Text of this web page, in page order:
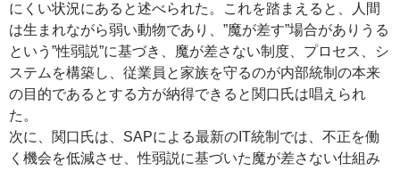
にくい状況にあると述べられた。これを踏まえると、人間
は生まれながら弱い動物であり、”魔が差す”場合がありうる
という”性弱説”に基づき、魔が差さない制度、プロセス、シ
ステムを構築し、従業員と家族を守るのが内部統制の本来
の目的であるとする方が納得できると関口氏は唱えられ
た。
次に、関口氏は、SAPによる最新のIT統制では、不正を働
く機会を低減させ、性弱説に基づいた魔が差さない仕組み